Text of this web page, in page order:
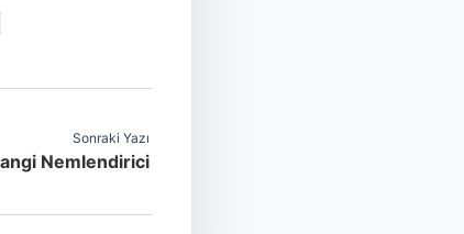
Sonraki Yazı
Nemlendirici